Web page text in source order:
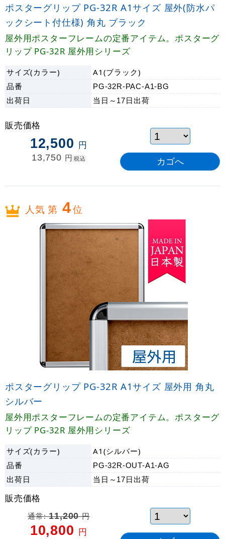
ポスターグリップ PG-32R A1サイズ 屋外(防水パ
ックシート付仕様) 角丸 ブラック
屋外用ポスターフレームの定番アイテム。ポスターグ
リップ PG-32R 屋外用シリーズ
サイズ(カラー)
A1(ブラック)
品番
PG-32R-PAC-A1-BG
出荷日 当日～17日 出荷
販売価格
12,500 円
13,750 円 税込
人気 第 4位
ポスターグリップ PG-32R A1サイズ 屋外用 角丸
シルバー
屋外用ポスターフレームの定番アイテム。ポスターグ
リップ PG-32R 屋外用シリーズ
サイズ(カラー)
A1(シルバー)
品番
PG-32R-OUT-A1-AG
出荷日 当日～17日 出荷
販売価格
通常:11,200円
10,800 円